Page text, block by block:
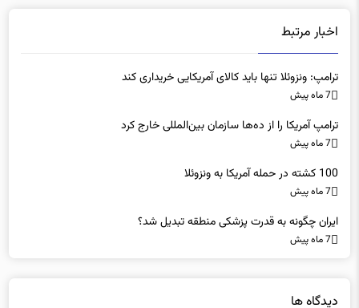
ترامپ: ونزوئلا تنها باید کالای آمریکایی خریداری کند
7 ماه پیش
ترامپ آمریکا را از ده‌ها سازمان بین‌المللی خارج کرد
7 ماه پیش
100 کشته در حمله آمریکا به ونزوئلا
7 ماه پیش
ایران چگونه به قدرت پزشکی منطقه تبدیل شد؟
7 ماه پیش